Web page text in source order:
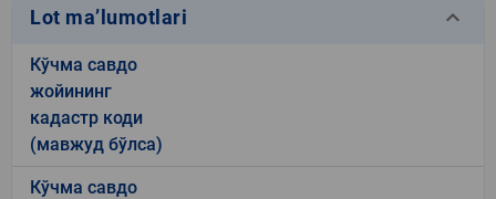
Lot ma’lumotlari keyboard_arrow_down
Кўчма савдо
жойининг
кадастр коди
(мавжуд бўлса)
Кўчма савдо